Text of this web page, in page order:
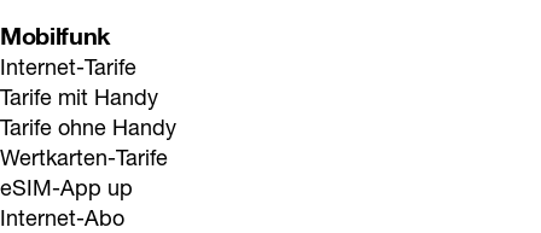
Mobilfunk
Internet-Tarife
Tarife mit Handy
Tarife ohne Handy
Wertkarten-Tarife
eSIM-App up
Internet-Abo